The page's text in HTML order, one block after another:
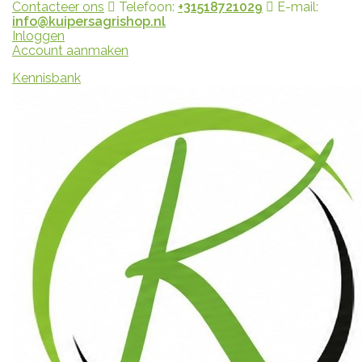
Contacteer ons Telefoon: +31518721029
E-mail:
info@kuipersagrishop.nl
Inloggen
Account aanmaken
Kennisbank